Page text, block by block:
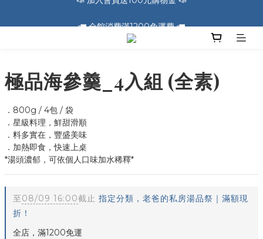
📣 加入會員送100元購物金 📣
極品海參羹_4入組 (全素)
．800g / 4包 / 袋
．星級料理，鮮甜滑順
．料多實在，豐盛美味
．加熱即食，快速上桌
*湯頭濃郁，可依個人口味加水稀釋*
至08/09 16:00截止 指定分類，老爸的私房湯品祭｜滿額現
折！
全店，滿1200免運